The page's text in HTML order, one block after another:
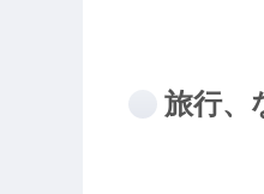
旅行、